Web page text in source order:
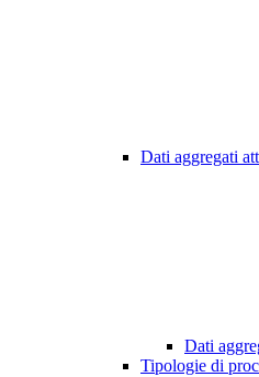
Dati aggregati
Dati
Tipologie di